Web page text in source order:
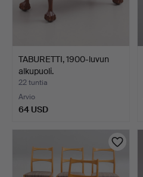
TABURETTI, 1900-luvun
alkupuoli.
22 tuntia
Arvio
64 USD